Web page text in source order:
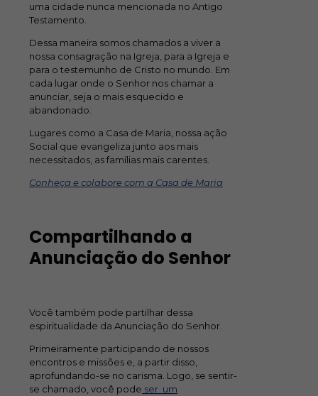
uma cidade nunca mencionada no Antigo
Testamento.
Dessa maneira somos chamados a viver a
nossa consagração na Igreja, para a Igreja e
para o testemunho de Cristo no mundo. Em
cada lugar onde o Senhor nos chamar a
anunciar, seja o mais esquecido e
abandonado.
Lugares como a Casa de Maria, nossa ação
Social que evangeliza junto aos mais
necessitados, as famílias mais carentes.
Conheça e colabore com a Casa de Maria
Compartilhando a
Anunciação do Senhor
Você também pode partilhar dessa
espiritualidade da Anunciação do Senhor.
Primeiramente participando de nossos
encontros e missões e, a partir disso,
aprofundando-se no carisma. Logo, se sentir-
se chamado, você pode ser um